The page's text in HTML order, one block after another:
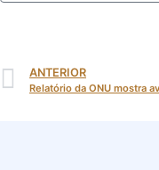
ANTERIOR